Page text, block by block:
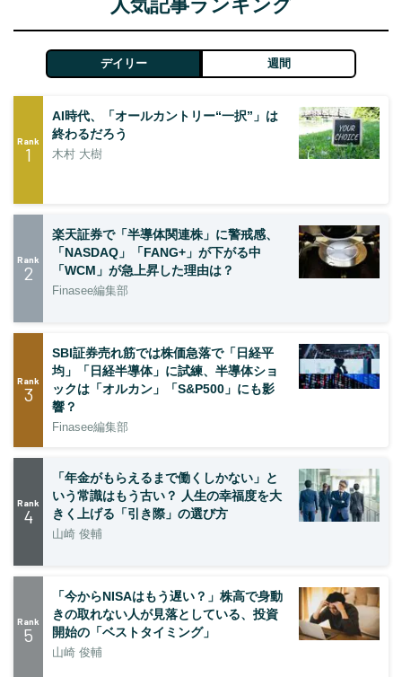
人気記事ランキング
デイリー 週間
Rank
1
AI時代、「オールカントリー“一択”」は
終わるだろう
木村 大樹
Rank
2
楽天証券で「半導体関連株」に警戒感、
「NASDAQ」「FANG+」が下がる中
「WCM」が急上昇した理由は？
Finasee編集部
Rank
3
SBI証券売れ筋では株価急落で「日経平
均」「日経半導体」に試練、半導体ショ
ックは「オルカン」「S&P500」にも影
響？
Finasee編集部
Rank
4
「年金がもらえるまで働くしかない」と
いう常識はもう古い？ 人生の幸福度を大
きく上げる「引き際」の選び方
山崎 俊輔
Rank
5
「今からNISAはもう遅い？」株高で身動
きの取れない人が見落としている、投資
開始の「ベストタイミング」
山崎 俊輔